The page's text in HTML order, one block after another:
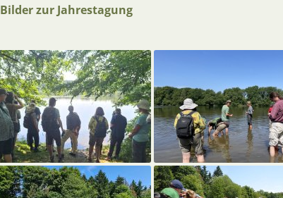
Bilder zur Jahrestagung